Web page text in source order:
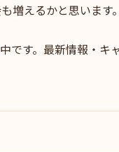
えるかと思います
です。最新情報・キ